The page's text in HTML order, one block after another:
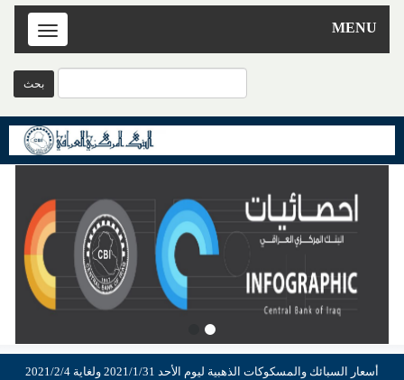
MENU
Toggle
أسعار السبائك والمسكوكات الذهبية ليوم الأحد 2021/1/31 ولغاية 2021/2/4